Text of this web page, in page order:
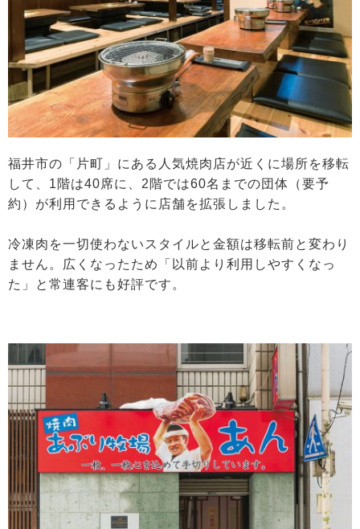
福井市の「片町」にある人気焼肉店が近くに場所を移転
して、1階は40席に、2階では60名までの団体（要予
約）が利用できるように店舗を拡張しました。
冷凍肉を一切使わないスタイルと金額は移転前と変わり
ません。広くなったため「以前より利用しやすくなっ
た」と常連客にも好評です。